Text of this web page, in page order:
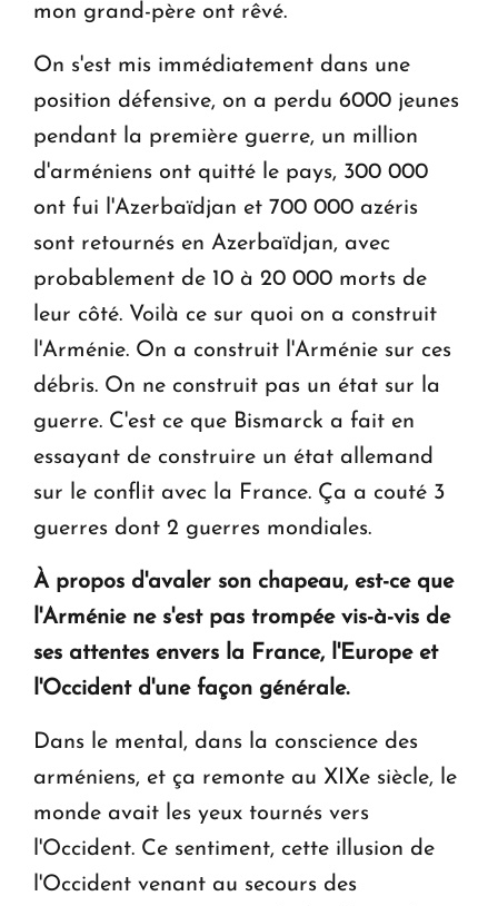
mon grand-père ont rêvé.
On s'est mis immédiatement dans une
position défensive, on a perdu 6000 jeunes
pendant la première guerre, un million
d'arméniens ont quitté le pays, 300 000
ont fui l'Azerbaïdjan et 700 000 azéris
sont retournés en Azerbaïdjan, avec
probablement de 10 à 20 000 morts de
leur côté. Voilà ce sur quoi on a construit
l'Arménie. On a construit l'Arménie sur ces
débris. On ne construit pas un état sur la
guerre. C'est ce que Bismarck a fait en
essayant de construire un état allemand
sur le conflit avec la France. Ça a couté 3
guerres dont 2 guerres mondiales.
À propos d'avaler son chapeau, est-ce que
l'Arménie ne s'est pas trompée vis-à-vis de
ses attentes envers la France, l'Europe et
l'Occident d'une façon générale.
Dans le mental, dans la conscience des
arméniens, et ça remonte au XIXe siècle, le
monde avait les yeux tournés vers
l'Occident. Ce sentiment, cette illusion de
l'Occident venant au secours des